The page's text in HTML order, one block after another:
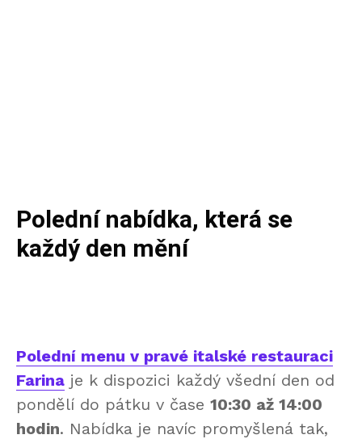
Polední nabídka, která se
každý den mění
Polední menu v pravé italské restauraci
Farina je k dispozici každý všední den od
pondělí do pátku v čase 10:30 až 14:00
hodin. Nabídka je navíc promyšlená tak,